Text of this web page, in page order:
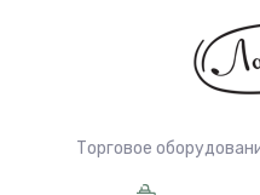
Торговое